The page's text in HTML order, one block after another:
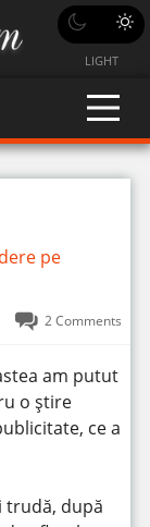
LIGHT
pe
2 Comments
am putut
o știre
ce a
trudă, după